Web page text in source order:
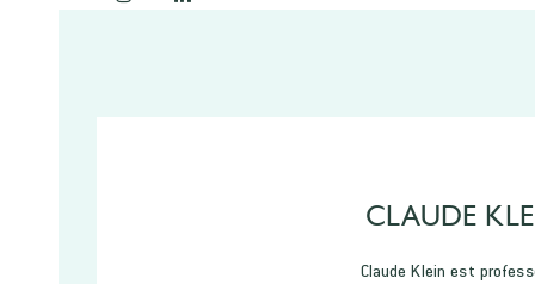
CLAUDE
Claude Klein est